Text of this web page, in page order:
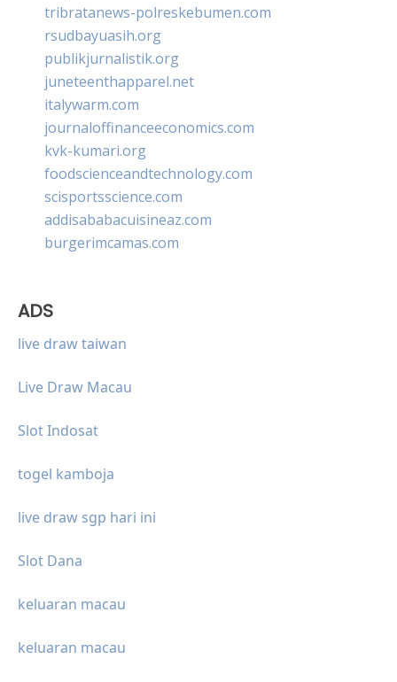
tribratanews-polreskebumen.com
rsudbayuasih.org
publikjurnalistik.org
juneteenthapparel.net
italywarm.com
journaloffinanceeconomics.com
kvk-kumari.org
foodscienceandtechnology.com
scisportsscience.com
addisababacuisineaz.com
burgerimcamas.com
ADS
live draw taiwan
Live Draw Macau
Slot Indosat
togel kamboja
live draw sgp hari ini
Slot Dana
keluaran macau
keluaran macau